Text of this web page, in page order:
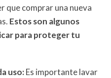
que comprar una nueva
Estos son algunos
para proteger tu
uso:Es importante lavar